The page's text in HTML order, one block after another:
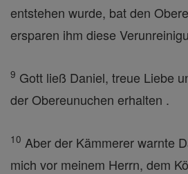
entstehen wurde, bat den
ersparen ihm diese
9 Gott ließ Daniel, treue Liebe
der Obereunuchen erhalten .
10 Aber der Kämmerer warnte
mich vor meinem Herrn, dem